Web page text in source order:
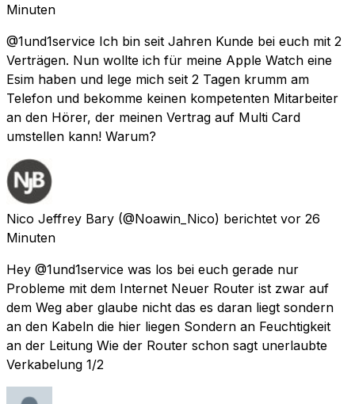
Minuten
@1und1service Ich bin seit Jahren Kunde bei euch mit 2
Verträgen. Nun wollte ich für meine Apple Watch eine
Esim haben und lege mich seit 2 Tagen krumm am
Telefon und bekomme keinen kompetenten Mitarbeiter
an den Hörer, der meinen Vertrag auf Multi Card
umstellen kann! Warum?
Nico Jeffrey Bary (@Noawin_Nico) berichtet vor 26
Minuten
Hey @1und1service was los bei euch gerade nur
Probleme mit dem Internet Neuer Router ist zwar auf
dem Weg aber glaube nicht das es daran liegt sondern
an den Kabeln die hier liegen Sondern an Feuchtigkeit
an der Leitung Wie der Router schon sagt unerlaubte
Verkabelung 1/2